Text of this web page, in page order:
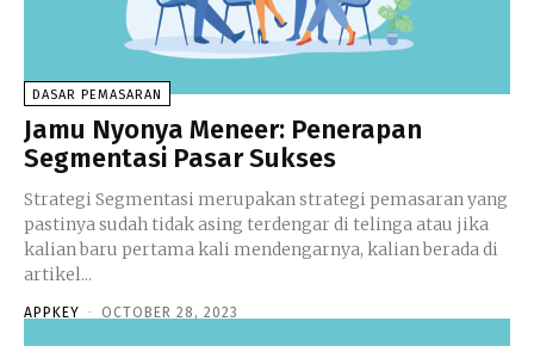
DASAR PEMASARAN
Jamu Nyonya Meneer: Penerapan
Segmentasi Pasar Sukses
Strategi Segmentasi merupakan strategi pemasaran yang
pastinya sudah tidak asing terdengar di telinga atau jika
kalian baru pertama kali mendengarnya, kalian berada di
artikel...
APPKEY - OCTOBER 28, 2023